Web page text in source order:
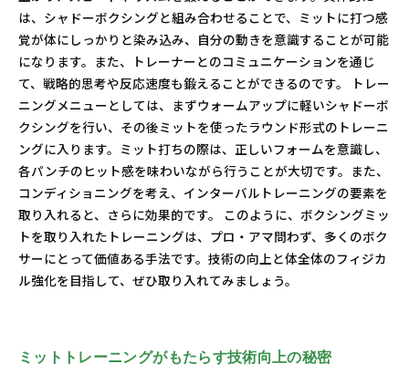
は、シャドーボクシングと組み合わせることで、ミットに打つ感
覚が体にしっかりと染み込み、自分の動きを意識することが可能
になります。また、トレーナーとのコミュニケーションを通じ
て、戦略的思考や反応速度も鍛えることができるのです。 トレー
ニングメニューとしては、まずウォームアップに軽いシャドーボ
クシングを行い、その後ミットを使ったラウンド形式のトレーニ
ングに入ります。ミット打ちの際は、正しいフォームを意識し、
各パンチのヒット感を味わいながら行うことが大切です。また、
コンディショニングを考え、インターバルトレーニングの要素を
取り入れると、さらに効果的です。 このように、ボクシングミッ
トを取り入れたトレーニングは、プロ・アマ問わず、多くのボク
サーにとって価値ある手法です。技術の向上と体全体のフィジカ
ル強化を目指して、ぜひ取り入れてみましょう。
ミットトレーニングがもたらす技術向上の秘密